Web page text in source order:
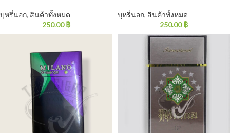
บุหรี่นอก, สินค้าทั้งหมด
250.00฿
บุหรี่นอก, สินค้าทั้งหมด
250.00฿